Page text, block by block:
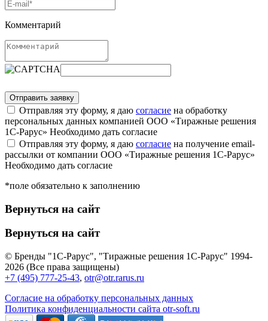
Комментарий
Отправляя эту форму, я даю согласие на обработку
персональных данных компанией ООО «Тиражные решения
1С-Рарус» Необходимо дать согласие
Отправляя эту форму, я даю согласие на получение email-
рассылки от компании ООО «Тиражные решения 1С-Рарус»
Необходимо дать согласие
*поле обязательно к заполнению
Вернуться на сайт
Вернуться на сайт
© Бренды "1С-Рарус", "Тиражные решения 1С-Рарус" 1994-
2026 (Все права защищены)
+7 (495) 777-25-43, otr@otr.rarus.ru
Согласие на обработку персональных данных
Политика конфиденциальности сайта otr-soft.ru